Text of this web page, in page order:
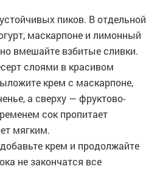
пиков. В отдельной
маскарпоне и лимонный
вмешайте взбитые сливки.
слоями в красивом
крем с маскарпоне,
а сверху — фруктово-
сок пропитает
мягким.
крем и продолжайте
не закончатся все